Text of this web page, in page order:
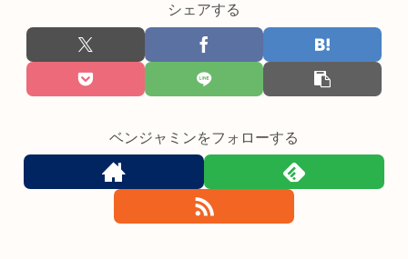
シェアする
ベンジャミンをフォローする